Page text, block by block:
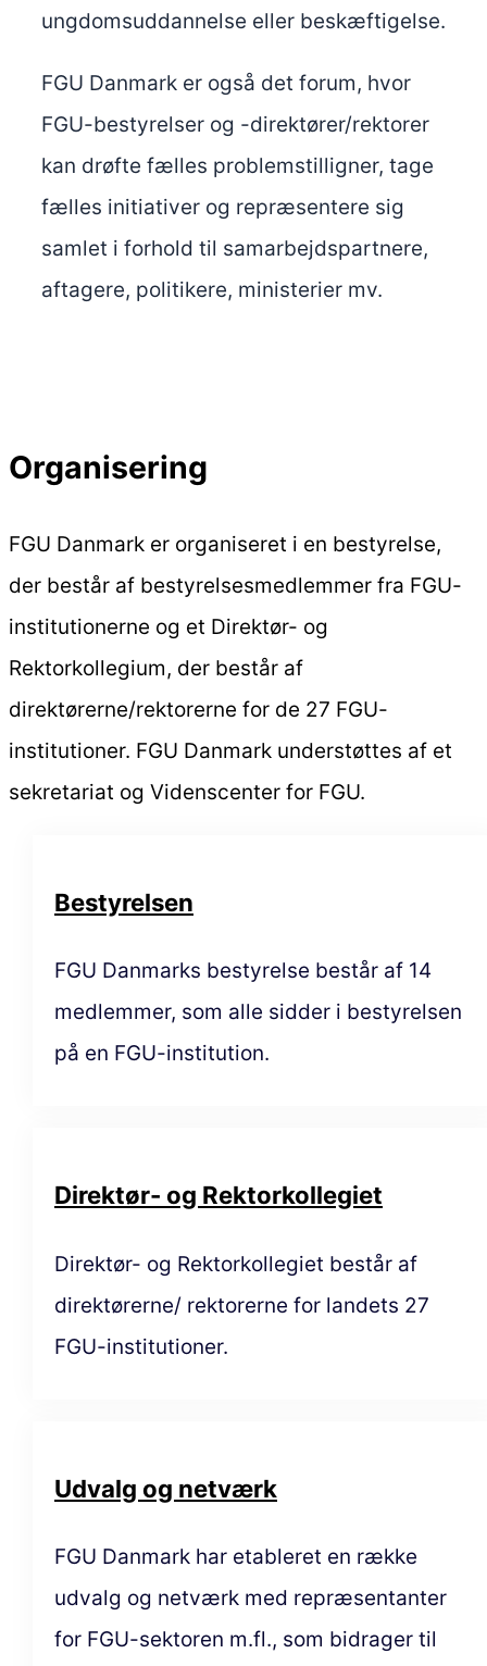
ungdomsuddannelse eller beskæftigelse.
FGU Danmark er også det forum, hvor
FGU-bestyrelser og -direktører/rektorer
kan drøfte fælles problemstilligner, tage
fælles initiativer og repræsentere sig
samlet i forhold til samarbejdspartnere,
aftagere, politikere, ministerier mv.
Organisering
FGU Danmark er organiseret i en bestyrelse,
der består af bestyrelsesmedlemmer fra FGU-
institutionerne og et Direktør- og
Rektorkollegium, der består af
direktørerne/rektorerne for de 27 FGU-
institutioner. FGU Danmark understøttes af et
sekretariat og Videnscenter for FGU.
Bestyrelsen
FGU Danmarks bestyrelse består af 14
medlemmer, som alle sidder i bestyrelsen
på en FGU-institution.
Direktør- og Rektorkollegiet
Direktør- og Rektorkollegiet består af
direktørerne/ rektorerne for landets 27
FGU-institutioner.
Udvalg og netværk
FGU Danmark har etableret en række
udvalg og netværk med repræsentanter
for FGU-sektoren m.fl., som bidrager til